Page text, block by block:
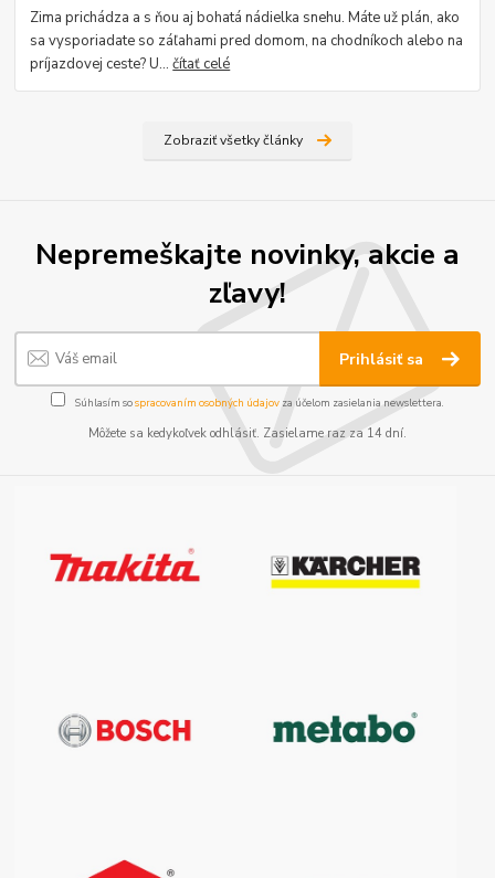
Zima prichádza a s ňou aj bohatá nádielka snehu. Máte už plán, ako
sa vysporiadate so záľahami pred domom, na chodníkoch alebo na
príjazdovej ceste? U...čítať celé
Zobraziť všetky články
Nepremeškajte novinky, akcie a
zľavy!
Prihlásiť sa
Súhlasím sospracovaním osobných údajov za účelom zasielania newslettera.
Môžete sa kedykoľvek odhlásiť. Zasielame raz za 14 dní.